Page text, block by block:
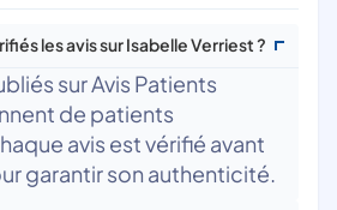
les avis sur Isabelle Verriest ?
sur Avis Patients
de patients
avis est vérifié avant
garantir son authenticité.